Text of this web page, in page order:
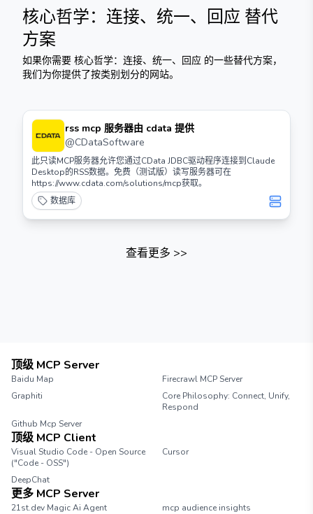
核心哲学：连接、统一、回应 替代
方案
如果你需要 核心哲学：连接、统一、回应 的一些替代方案，
我们为你提供了按类别划分的网站。
rss mcp 服务器由 cdata 提供
@CDataSoftware
此只读MCP服务器允许您通过CData JDBC驱动程序连接到Claude
Desktop的RSS数据。免费（测试版）读写服务器可在
https://www.cdata.com/solutions/mcp获取。
数据库
查看更多 >>
顶级 MCP Server
Baidu Map
Firecrawl MCP Server
Graphiti
Core Philosophy: Connect, Unify,
Respond
Github Mcp Server
顶级 MCP Client
Visual Studio Code - Open Source
("Code - OSS")
Cursor
DeepChat
更多 MCP Server
21st.dev Magic Ai Agent
mcp audience insights